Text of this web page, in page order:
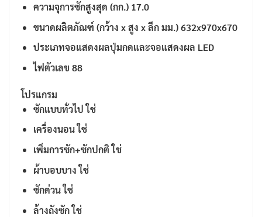
ความจุการซักสูงสุด (กก.) 17.0
ขนาดผลิตภัณฑ์ (กว้าง x สูง x ลึก มม.) 632x970x670
ประเภทจอแสดงผลปุ่มกดและจอแสดงผล LED
ไฟตัวเลข 88
โปรแกรม
ซักแบบทั่วไป ใช่
เครื่องนอน ใช่
เพิ่มการซัก+ซักปกติ ใช่
ผ้าบอบบาง ใช่
ซักด่วน ใช่
ล้างถังซัก ใช่